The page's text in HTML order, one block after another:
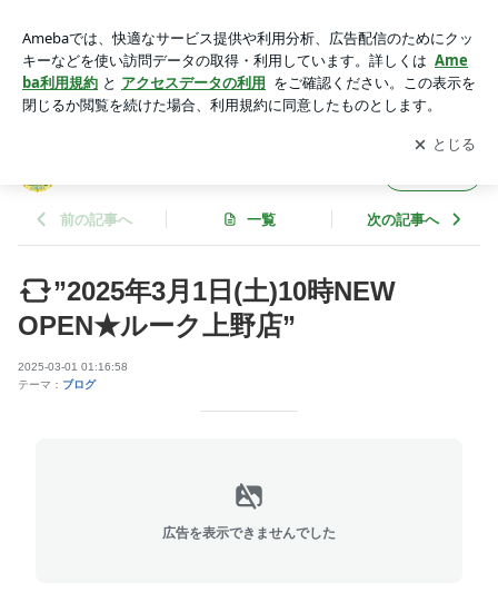
オルーク上野店のブログ
アプリをダウンロードして ブログの更新通知
を受け取りまし
ょう。
開く
前の記事へ 一覧 次の記事へ
”2025年3月1日(土)10時NEW
OPEN★ルーク上野店”
2025-03-01 01:16:58
テーマ： ブログ
広告を表示できませんでした